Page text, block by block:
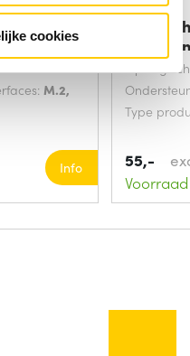
cookies
SDD-
M.2,
Info
Opslag
Type
55,-
Voorraad